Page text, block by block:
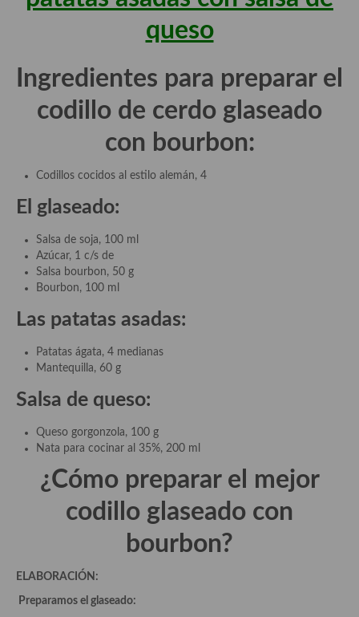
queso
Ingredientes para preparar el
codillo de cerdo glaseado
con bourbon:
Codillos cocidos al estilo alemán, 4
El glaseado:
Salsa de soja, 100 ml
Azúcar, 1 c/s de
Salsa bourbon, 50 g
Bourbon, 100 ml
Las patatas asadas:
Patatas ágata, 4 medianas
Mantequilla, 60 g
Salsa de queso:
Queso gorgonzola, 100 g
Nata para cocinar al 35%, 200 ml
¿Cómo preparar el mejor
codillo glaseado con
bourbon?
ELABORACIÓN:
Preparamos el glaseado: